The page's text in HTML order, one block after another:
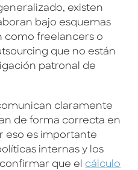
existen
bajo esquemas
como freelancers o
que no están
patronal de
claramente
de forma correcta en
eso es importante
internas y los
que el cálculo